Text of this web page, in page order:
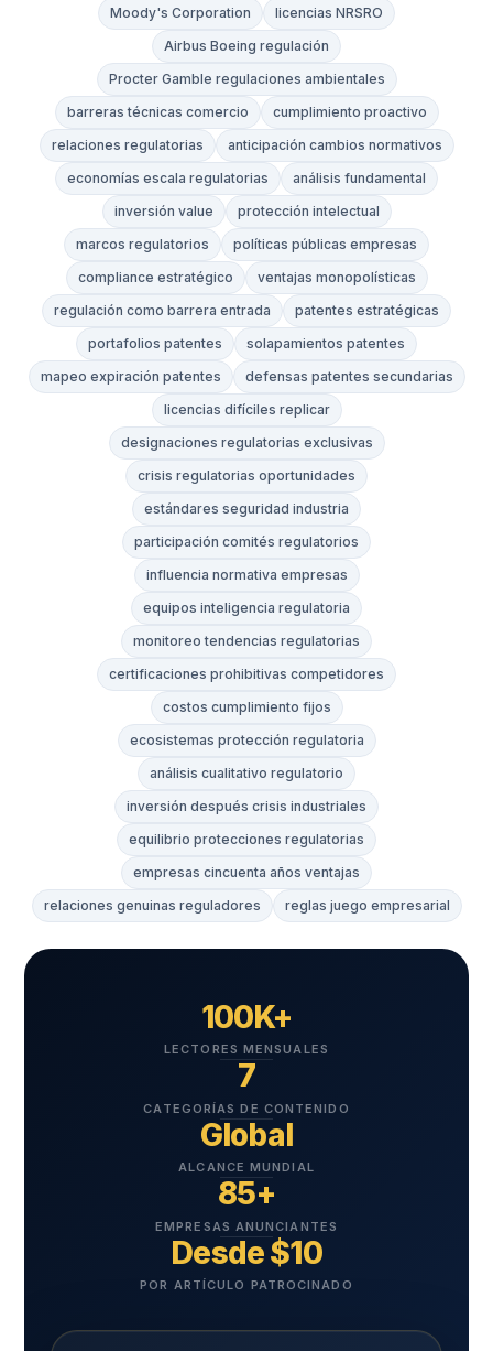
Moody's Corporation
licencias NRSRO
Airbus Boeing regulación
Procter Gamble regulaciones ambientales
barreras técnicas comercio
cumplimiento proactivo
relaciones regulatorias
anticipación cambios normativos
economías escala regulatorias
análisis fundamental
inversión value
protección intelectual
marcos regulatorios
políticas públicas empresas
compliance estratégico
ventajas monopolísticas
regulación como barrera entrada
patentes estratégicas
portafolios patentes
solapamientos patentes
mapeo expiración patentes
defensas patentes secundarias
licencias difíciles replicar
designaciones regulatorias exclusivas
crisis regulatorias oportunidades
estándares seguridad industria
participación comités regulatorios
influencia normativa empresas
equipos inteligencia regulatoria
monitoreo tendencias regulatorias
certificaciones prohibitivas competidores
costos cumplimiento fijos
ecosistemas protección regulatoria
análisis cualitativo regulatorio
inversión después crisis industriales
equilibrio protecciones regulatorias
empresas cincuenta años ventajas
relaciones genuinas reguladores
reglas juego empresarial
100K+
LECTORES MENSUALES
7
CATEGORÍAS DE CONTENIDO
Global
ALCANCE MUNDIAL
85+
EMPRESAS ANUNCIANTES
Desde $10
POR ARTÍCULO PATROCINADO